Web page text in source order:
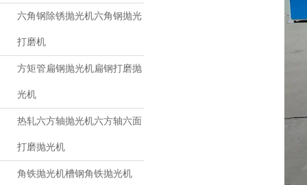
六角钢除锈抛光机六角钢抛光
打磨机
方矩管扁钢抛光机扁钢打磨抛
光机
热轧六方轴抛光机六方轴六面
打磨抛光机
角铁抛光机槽钢角铁抛光机